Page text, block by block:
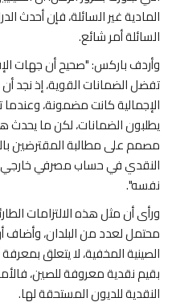
المادية غير السائلة، فإن أحدث
السائلة أمر شائع.
وأردف باركس: "صحيح أن جهات
الإجمالية كانت مضمونة،
يطلبون الضمانات، لكن ما يحدث
مصمم على مطالبة المقترضين
النقدي في حساب مصرفي
نفسه".
ورأى أن مثل هذه الالتزامات
محتمل لعدد من البلدان، وأضاف
الصينية المخفية، لا يتعلق
بقيم نقدية معروفة للصين،
النقدية للديون المستحقة لها.